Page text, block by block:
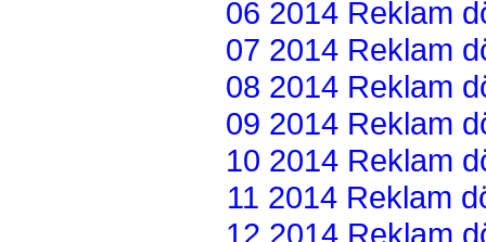
06 2014 Reklam
07 2014 Reklam
08 2014 Reklam
09 2014 Reklam
10 2014 Reklam
11 2014 Reklam
12 2014 Reklam